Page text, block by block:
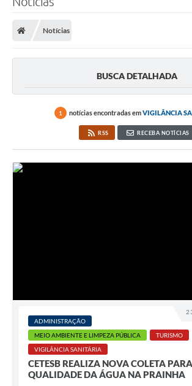
Notícias
BUSCA DETALHADA
1 notícias encontradas emVIGILÂNCIA
RSS RECEBA NOTÍCIAS
ADMINISTRAÇÃO
MEIO AMBIENTE E LIMPEZA PÚBLICA
TURISMO
VIGILÂNCIA SANITÁRIA
CETESB REALIZA NOVA COLETA
QUALIDADE DA ÁGUA NA PRAINHA